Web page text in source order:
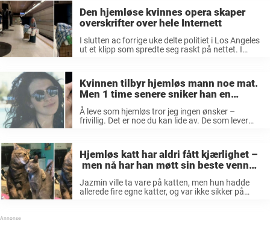
Den hjemløse kvinnes opera skaper
overskrifter over hele Internett
I slutten ac forrige uke delte politiet i Los Angeles
ut et klipp som spredte seg raskt på nettet. I
Kvinnen tilbyr hjemløs mann noe mat.
Men 1 time senere sniker han en
krøllete lapp i hånden hennes
Å leve som hjemløs tror jeg ingen ønsker –
frivillig. Det er noe du kan lide av. De som lever
Hjemløs katt har aldri fått kjærlighet –
men nå har han møtt sin beste venn
og de er HELT uatskillelig!
Jazmin ville ta vare på katten, men hun hadde
allerede fire egne katter, og var ikke sikker på